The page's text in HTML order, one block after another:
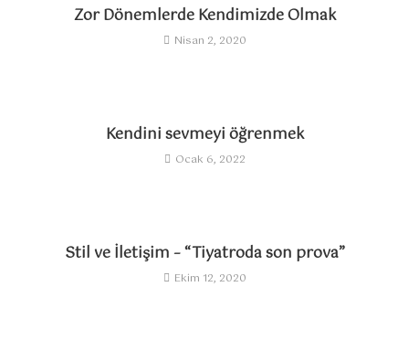
Zor Dönemlerde Kendimizde Olmak
Nisan 2, 2020
Kendini sevmeyi öğrenmek
Ocak 6, 2022
Stil ve İletişim – “Tiyatroda son prova”
Ekim 12, 2020